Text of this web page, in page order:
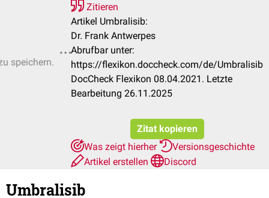
speichern.
Zitieren
Artikel Umbralisib:
Dr. Frank Antwerpes
Abrufbar unter:
https://flexikon.doccheck.com/de/Umbralisib
DocCheck Flexikon 08.04.2021. Letzte
Bearbeitung 26.11.2025
Zitat kopieren
Was zeigt hierher
Versionsgeschichte
Artikel erstellen
Discord
Umbralisib